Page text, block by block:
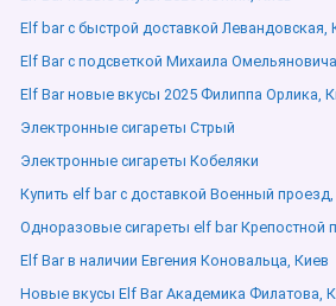
Elf bar с быстрой доставкой Левандовская,
Elf Bar с подсветкой Михаила
Elf Bar новые вкусы 2025 Филиппа Орлика,
Электронные сигареты Стрый
Электронные сигареты Кобеляки
Купить elf bar с доставкой Военный проезд,
Одноразовые сигареты elf bar Крепостной
Elf Bar в наличии Евгения Коновальца, Киев
Новые вкусы Elf Bar Академика Филатова,